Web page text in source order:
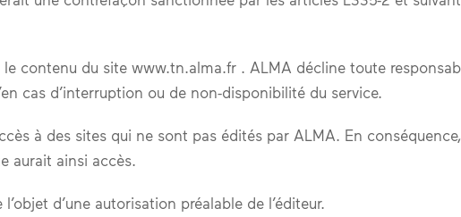
contenu du site www.tn.alma.fr . ALMA décline toute
cas d’interruption ou de non-disponibilité du service.
à des sites qui ne sont pas édités par ALMA. En
aurait ainsi accès.
d’une autorisation préalable de l’éditeur.